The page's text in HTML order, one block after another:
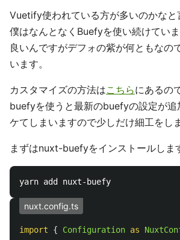
Vuetify使われている方が多いのかなと
僕はなんとなくBuefyを使い続けていま
良いんですがデフォの紫が何ともなの
います。
カスタマイズの方法はこちらにあるの
buefyを使うと最新のbuefyの設定が追
ケてしまいますので少しだけ細工をしま
まずはnuxt-buefyをインストールしま
nuxt.config.ts
import { Configuration as